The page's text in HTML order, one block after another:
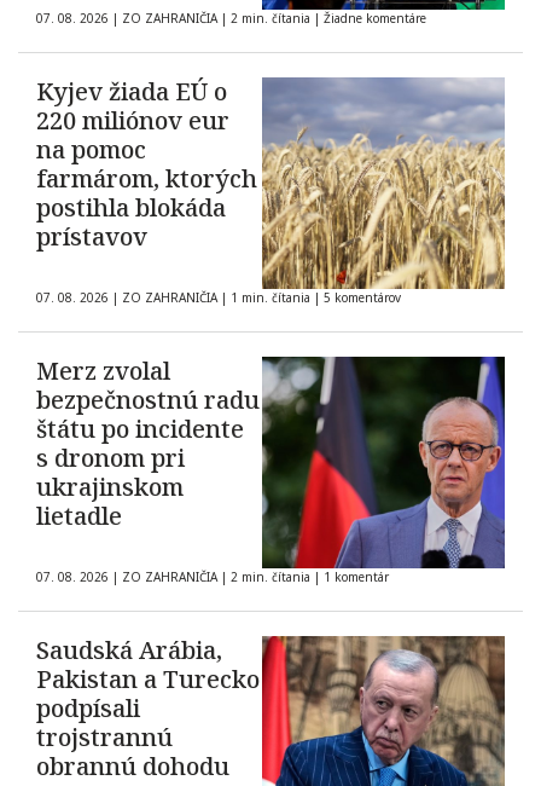
07. 08. 2026 | ZO ZAHRANIČIA | 2 min. čítania | Žiadne komentáre
Kyjev žiada EÚ o
220 miliónov eur
na pomoc
farmárom, ktorých
postihla blokáda
prístavov
07. 08. 2026 | ZO ZAHRANIČIA | 1 min. čítania | 5 komentárov
Merz zvolal
bezpečnostnú radu
štátu po incidente
s dronom pri
ukrajinskom
lietadle
07. 08. 2026 | ZO ZAHRANIČIA | 2 min. čítania | 1 komentár
Saudská Arábia,
Pakistan a Turecko
podpísali
trojstrannú
obrannú dohodu